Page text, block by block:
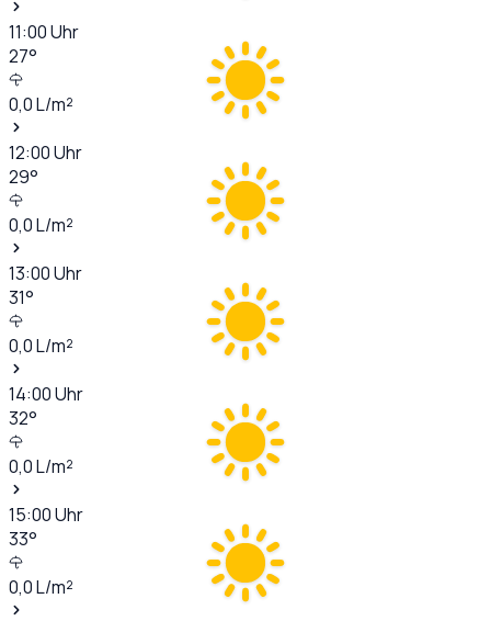
11:00Uhr
27°
0,0L/m²
12:00Uhr
29°
0,0L/m²
13:00Uhr
31°
0,0L/m²
14:00Uhr
32°
0,0L/m²
15:00Uhr
33°
0,0L/m²